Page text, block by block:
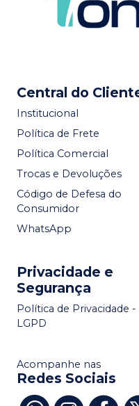
Central do
Institucional
Política de Frete
Política Comercial
Trocas e Devoluções
Código de Defesa do
Consumidor
WhatsApp
Privacidade e
Segurança
Política de Privacidade -
LGPD
Acompanhe nas
Redes Sociais